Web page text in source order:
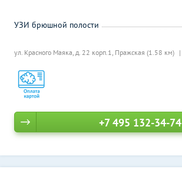
ул. Красного Маяка, д. 22 корп.1, Пражская (1.58 км)
УЗИ брюшной полости
+7 495 132-34-74